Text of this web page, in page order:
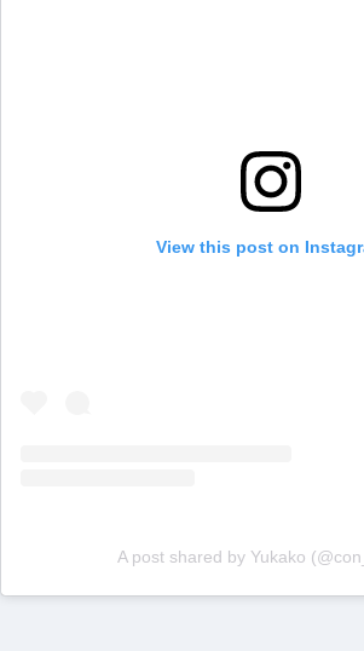
View this post on
A post shared by Yukako